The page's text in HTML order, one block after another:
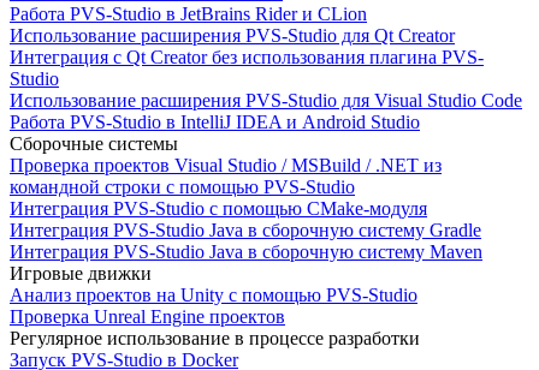
Работа PVS-Studio в JetBrains Rider и CLion
Использование расширения PVS-Studio для Qt Creator
Интеграция с Qt Creator без использования плагина PVS-
Studio
Использование расширения PVS-Studio для Visual Studio Code
Работа PVS-Studio в IntelliJ IDEA и Android Studio
Сборочные системы
Проверка проектов Visual Studio / MSBuild / .NET из
командной строки с помощью PVS-Studio
Интеграция PVS-Studio с помощью CMake-модуля
Интеграция PVS-Studio Java в сборочную систему Gradle
Интеграция PVS-Studio Java в сборочную систему Maven
Игровые движки
Анализ проектов на Unity с помощью PVS-Studio
Проверка Unreal Engine проектов
Регулярное использование в процессе разработки
Запуск PVS-Studio в Docker